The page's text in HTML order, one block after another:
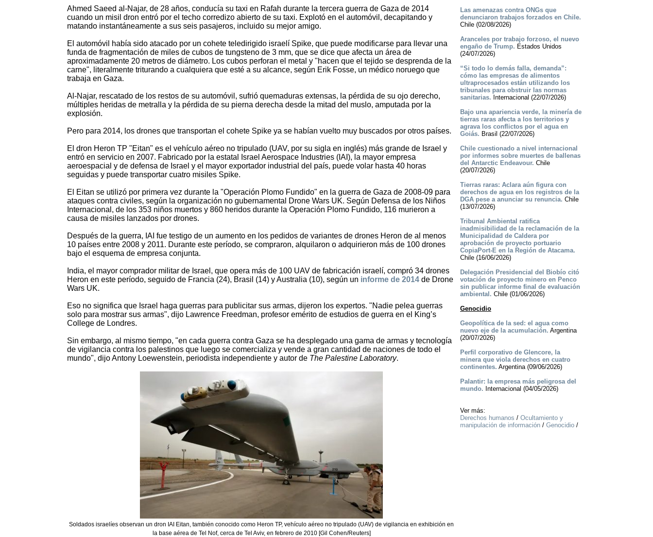
Ahmed Saeed al-Najar, de 28 años, conducía su taxi en Rafah durante la tercera guerra de Gaza de 2014
cuando un misil dron entró por el techo corredizo abierto de su taxi. Explotó en el automóvil, decapitando y
matando instantáneamente a sus seis pasajeros, incluido su mejor amigo.
El automóvil había sido atacado por un cohete teledirigido israelí Spike, que puede modificarse para llevar una
funda de fragmentación de miles de cubos de tungsteno de 3 mm, que se dice que afecta un área de
aproximadamente 20 metros de diámetro. Los cubos perforan el metal y "hacen que el tejido se desprenda de la
carne", literalmente triturando a cualquiera que esté a su alcance, según Erik Fosse, un médico noruego que
trabaja en Gaza.
Al-Najar, rescatado de los restos de su automóvil, sufrió quemaduras extensas, la pérdida de su ojo derecho,
múltiples heridas de metralla y la pérdida de su pierna derecha desde la mitad del muslo, amputada por la
explosión.
Pero para 2014, los drones que transportan el cohete Spike ya se habían vuelto muy buscados por otros países.
El dron Heron TP "Eitan" es el vehículo aéreo no tripulado (UAV, por su sigla en inglés) más grande de Israel y
entró en servicio en 2007. Fabricado por la estatal Israel Aerospace Industries (IAI), la mayor empresa
aeroespacial y de defensa de Israel y el mayor exportador industrial del país, puede volar hasta 40 horas
seguidas y puede transportar cuatro misiles Spike.
El Eitan se utilizó por primera vez durante la "Operación Plomo Fundido" en la guerra de Gaza de 2008-09 para
ataques contra civiles, según la organización no gubernamental Drone Wars UK. Según Defensa de los Niños
Internacional, de los 353 niños muertos y 860 heridos durante la Operación Plomo Fundido, 116 murieron a
causa de misiles lanzados por drones.
Después de la guerra, IAI fue testigo de un aumento en los pedidos de variantes de drones Heron de al menos
10 países entre 2008 y 2011. Durante este período, se compraron, alquilaron o adquirieron más de 100 drones
bajo el esquema de empresa conjunta.
India, el mayor comprador militar de Israel, que opera más de 100 UAV de fabricación israelí, compró 34 drones
Heron en este período, seguido de Francia (24), Brasil (14) y Australia (10), según un informe de 2014 de Drone
Wars UK.
Eso no significa que Israel haga guerras para publicitar sus armas, dijeron los expertos. "Nadie pelea guerras
solo para mostrar sus armas", dijo Lawrence Freedman, profesor emérito de estudios de guerra en el King’s
College de Londres.
Sin embargo, al mismo tiempo, "en cada guerra contra Gaza se ha desplegado una gama de armas y tecnología
de vigilancia contra los palestinos que luego se comercializa y vende a gran cantidad de naciones de todo el
mundo", dijo Antony Loewenstein, periodista independiente y autor de The Palestine Laboratory.
Soldados israelíes observan un dron IAI Eitan, también conocido como Heron TP, vehículo aéreo no tripulado (UAV) de vigilancia en exhibición en
la base aérea de Tel Nof, cerca de Tel Aviv, en febrero de 2010 [Gil Cohen/Reuters]
Las amenazas contra ONGs que
denunciaron trabajos forzados en Chile.
Chile (02/08/2026)
Aranceles por trabajo forzoso, el nuevo
engaño de Trump. Estados Unidos
(24/07/2026)
“Si todo lo demás falla, demanda”:
cómo las empresas de alimentos
ultraprocesados están utilizando los
tribunales para obstruir las normas
sanitarias. Internacional (22/07/2026)
Bajo una apariencia verde, la minería de
tierras raras afecta a los territorios y
agrava los conflictos por el agua en
Goiás. Brasil (22/07/2026)
Chile cuestionado a nivel internacional
por informes sobre muertes de ballenas
del Antarctic Endeavour. Chile
(20/07/2026)
Tierras raras: Aclara aún figura con
derechos de agua en los registros de la
DGA pese a anunciar su renuncia. Chile
(13/07/2026)
Tribunal Ambiental ratifica
inadmisibilidad de la reclamación de la
Municipalidad de Caldera por
aprobación de proyecto portuario
CopiaPort-E en la Región de Atacama.
Chile (16/06/2026)
Delegación Presidencial del Biobío citó
votación de proyecto minero en Penco
sin publicar informe final de evaluación
ambiental. Chile (01/06/2026)
Genocidio
Geopolítica de la sed: el agua como
nuevo eje de la acumulación. Argentina
(20/07/2026)
Perfil corporativo de Glencore, la
minera que viola derechos en cuatro
continentes. Argentina (09/06/2026)
Palantir: la empresa más peligrosa del
mundo. Internacional (04/05/2026)
Ver más:
Derechos humanos / Ocultamiento y
manipulación de información/ Genocidio/